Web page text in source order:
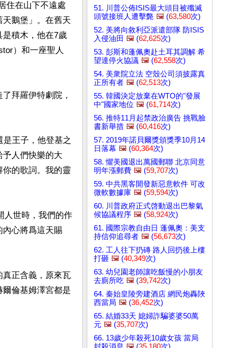
住在山下不遠處
鵝堡」。在舊天
積木，他在7歲
）和一座聖人
拜羅伊特劇院，
王子，他登基之
人們快樂的大
的歌詞。我的靈
人世時，我們的作
心將爲這天賜
正含義，原來瓦
倫基姆澤宮都是
51. 川普公佈ISIS最大頭目被殲滅
頭號接班人遭擊斃 🖼️ (63,580次)
52. 美將向敘利亞派遣部隊 防ISIS
入侵油田 🖼️ (62,625次)
53. 彭斯和蓬佩奧赴土耳其調解 希
望達停火協議 🖼️ (62,558次)
54. 美衆院立法 空殼公司須披露真
正所有者 🖼️ (62,513次)
55. 韓國決定放棄在WTO的"發展
中"國家地位 🖼️ (61,714次)
56. 推特11月起禁政治廣告 挑戰臉
書新舉措 🖼️ (60,416次)
57. 2019年諾貝爾獎頒獎季10月14
日落幕 🖼️ (60,364次)
58. 懼美國退出萬國郵聯 北京同意
明年漲郵費 🖼️ (59,707次)
59. 中共黑客開發新惡意軟件 可改
微軟數據庫 🖼️ (59,594次)
60. 川普政府正式啓動退出巴黎氣
候協議程序 🖼️ (58,924次)
61. 國際宗教自由日 蓬佩奧：美支
持信仰追尋者 🖼️ (56,673次)
62. 工人往下扔磚 路人回扔後上樓
打砸 🖼️ (40,349次)
63. 幼兒園老師讓吃飯慢的小朋友
去廁所吃 🖼️ (39,742次)
64. 秦始皇陵旁建酒店 網民炮轟陜
西當局 🖼️ (36,452次)
65. 結婚33天 媳婦詐騙婆婆50萬
元 🖼️ (35,707次)
66. 13歲少年殺死10歲女孩 當局
封殺消息 🖼️ (35,180次)